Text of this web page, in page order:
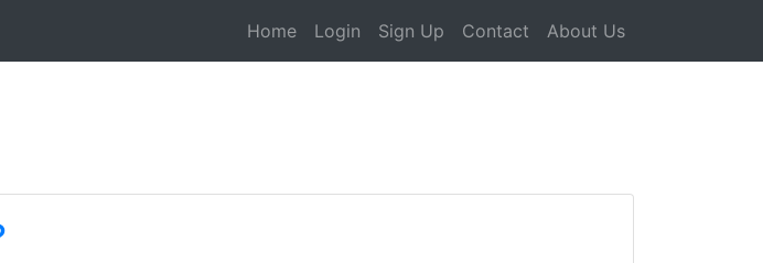
Home Login Sign Up Contact About Us